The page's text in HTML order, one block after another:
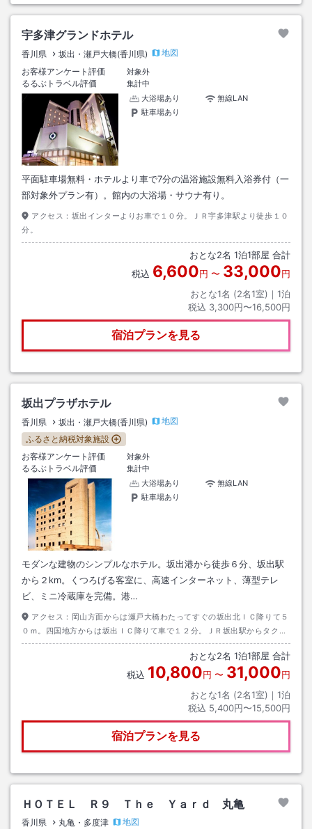
宇多津グランドホテル
香川県 坂出・瀬戸大橋(香川県)
地図
お客様アンケート評価
対象外
るるぶトラベル評価
集計中
大浴場あり
無線LAN
駐車場あり
平面駐車場無料・ホテルより車で7分の温浴施設無料入浴券付（一
部対象外プラン有）。館内の大浴場・サウナ有り。
アクセス： 坂出インターよりお車で１０分。ＪＲ宇多津駅より徒歩１０
分。
おとな2名 1泊1部屋 合計
税込 6,600円 〜 33,000円
おとな1名 (2名1室)｜ 1泊
税込 3,300円〜16,500円
宿泊プランを見る
坂出プラザホテル
香川県 坂出・瀬戸大橋(香川県)
地図
ふるさと納税対象施設
お客様アンケート評価
対象外
るるぶトラベル評価
集計中
大浴場あり
無線LAN
駐車場あり
モダンな建物のシンプルなホテル。坂出港から徒歩６分、坂出駅
から２km。くつろげる客室に、高速インターネット、薄型テレ
ビ、ミニ冷蔵庫を完備。港…
アクセス： 岡山方面からは瀬戸大橋わたってすぐの坂出北ＩＣ降りて５
０ｍ。四国地方からは坂出ＩＣ降りて車で１２分。ＪＲ坂出駅からタクシ
ーで５分。
おとな2名 1泊1部屋 合計
税込 10,800円 〜 31,000円
おとな1名 (2名1室)｜ 1泊
税込 5,400円〜15,500円
宿泊プランを見る
ＨＯＴＥＬ Ｒ９ Ｔｈｅ Ｙａｒｄ 丸亀
香川県 丸亀・多度津
地図